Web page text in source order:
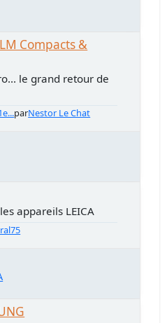
Compacts &
le grand retour de
parNestor Le Chat
appareils LEICA